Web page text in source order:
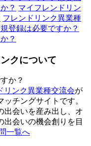
？ マイフレンドリン
フレンドリンク異業種
登録は必要ですか？
？
クについて
か？
リンク異業種交流会が
チングサイトです。
出会いを産み出し、オ
出会いの機会創りを目
一覧へ